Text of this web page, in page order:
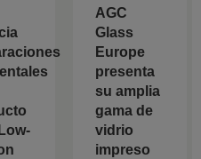
AGC
Glass
Europe
presenta
su amplia
gama de
vidrio
impreso